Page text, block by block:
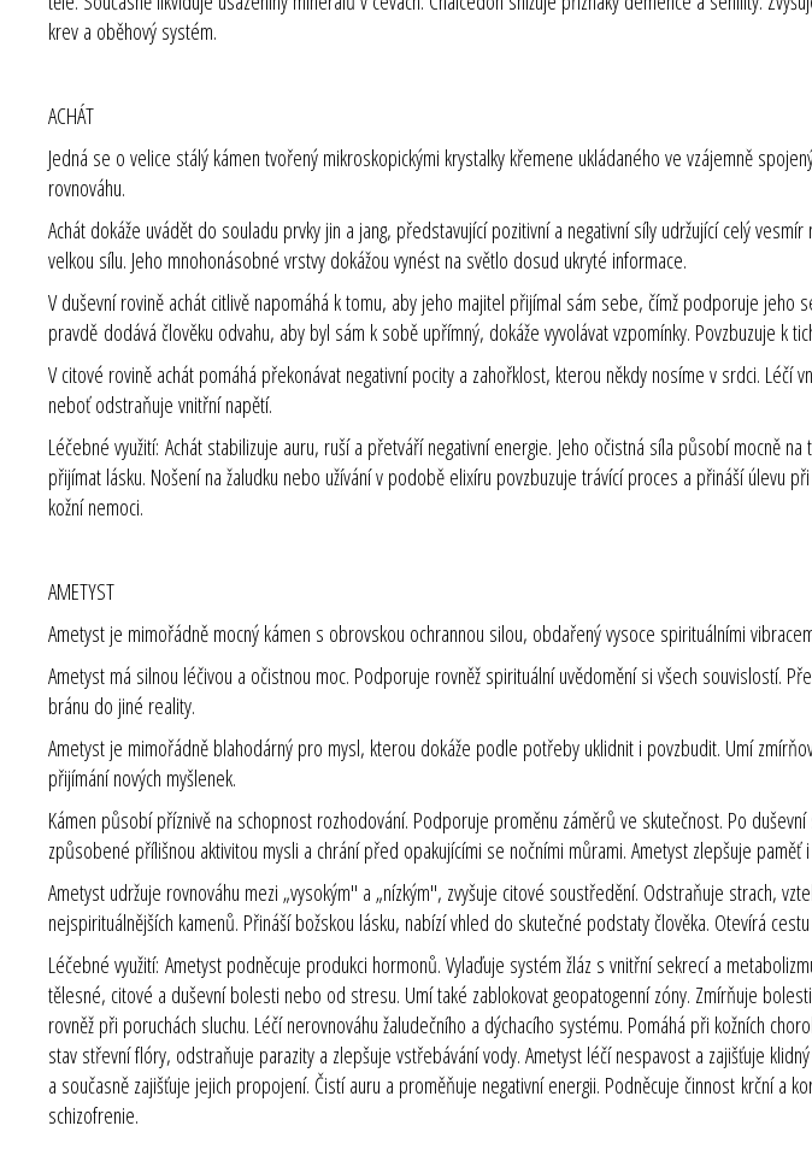
krev a oběhový systém.
ACHÁT
Jedná se o velice stálý kámen tvořený mikroskopickými krystalky křemene ukládaného ve vzájemně
rovnováhu.
Achát dokáže uvádět do souladu prvky jin a jang, představující pozitivní a negativní síly udržující celý
velkou sílu. Jeho mnohonásobné vrstvy dokážou vynést na světlo dosud ukryté informace.
V duševní rovině achát citlivě napomáhá k tomu, aby jeho majitel přijímal sám sebe, čímž podporuje
pravdě dodává člověku odvahu, aby byl sám k sobě upřímný, dokáže vyvolávat vzpomínky. Povzbuzuje k
V citové rovině achát pomáhá překonávat negativní pocity a zahořklost, kterou někdy nosíme v srdci.
neboť odstraňuje vnitřní napětí.
Léčebné využití: Achát stabilizuje auru, ruší a přetváří negativní energie. Jeho očistná síla působí mocně
přijímat lásku. Nošení na žaludku nebo užívání v podobě elixíru povzbuzuje trávící proces a přináší úlevu
kožní nemoci.
AMETYST
Ametyst je mimořádně mocný kámen s obrovskou ochrannou silou, obdařený vysoce spirituálními
Ametyst má silnou léčivou a očistnou moc. Podporuje rovněž spirituální uvědomění si všech souvislostí.
bránu do jiné reality.
Ametyst je mimořádně blahodárný pro mysl, kterou dokáže podle potřeby uklidnit i povzbudit. Umí
přijímání nových myšlenek.
Kámen působí příznivě na schopnost rozhodování. Podporuje proměnu záměrů ve skutečnost. Po
způsobené přílišnou aktivitou mysli a chrání před opakujícími se nočními můrami. Ametyst zlepšuje
Ametyst udržuje rovnováhu mezi „vysokým" a „nízkým", zvyšuje citové soustředění. Odstraňuje strach,
nejspirituálnějších kamenů. Přináší božskou lásku, nabízí vhled do skutečné podstaty člověka. Otevírá
Léčebné využití: Ametyst podněcuje produkci hormonů. Vylaďuje systém žláz s vnitřní sekrecí a
tělesné, citové a duševní bolesti nebo od stresu. Umí také zablokovat geopatogenní zóny. Zmírňuje
rovněž při poruchách sluchu. Léčí nerovnováhu žaludečního a dýchacího systému. Pomáhá při kožních
stav střevní flóry, odstraňuje parazity a zlepšuje vstřebávání vody. Ametyst léčí nespavost a zajišťuje
a současně zajišťuje jejich propojení. Čistí auru a proměňuje negativní energii. Podněcuje činnost krční a
schizofrenie.